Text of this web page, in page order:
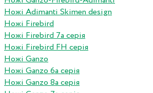
Ножі Adimanti Skimen design
Ножі Firebird
Ножі Firebird 7а серія
Ножі Firebird FH серія
Ножі Ganzo
Ножі Ganzo 6а серія
Ножі Ganzo 8а серія